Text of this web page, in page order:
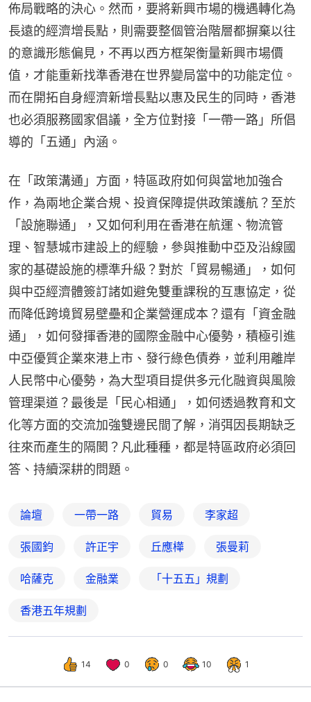
佈局戰略的決心。然而，要將新興市場的機遇轉化為
長遠的經濟增長點，則需要整個管治階層都摒棄以往
的意識形態偏見，不再以西方框架衡量新興市場價
值，才能重新找準香港在世界變局當中的功能定位。
而在開拓自身經濟新增長點以惠及民生的同時，香港
也必須服務國家倡議，全方位對接「一帶一路」所倡
導的「五通」內涵。
在「政策溝通」方面，特區政府如何與當地加強合
作，為兩地企業合規、投資保障提供政策護航？至於
「設施聯通」，又如何利用在香港在航運、物流管
理、智慧城市建設上的經驗，參與推動中亞及沿線國
家的基礎設施的標準升級？對於「貿易暢通」，如何
與中亞經濟體簽訂諸如避免雙重課稅的互惠協定，從
而降低跨境貿易壁壘和企業營運成本？還有「資金融
通」，如何發揮香港的國際金融中心優勢，積極引進
中亞優質企業來港上市、發行綠色債券，並利用離岸
人民幣中心優勢，為大型項目提供多元化融資與風險
管理渠道？最後是「民心相通」，如何透過教育和文
化等方面的交流加強雙邊民間了解，消弭因長期缺乏
往來而產生的隔閡？凡此種種，都是特區政府必須回
答、持續深耕的問題。
論壇 一帶一路 貿易 李家超
張國鈞 許正宇 丘應樺 張曼莉
哈薩克 金融業 「十五五」規劃
香港五年規劃
14 0 0 10 1